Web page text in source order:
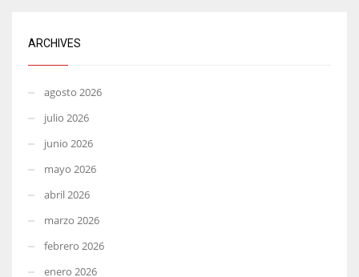
ARCHIVES
agosto 2026
julio 2026
junio 2026
mayo 2026
abril 2026
marzo 2026
febrero 2026
enero 2026